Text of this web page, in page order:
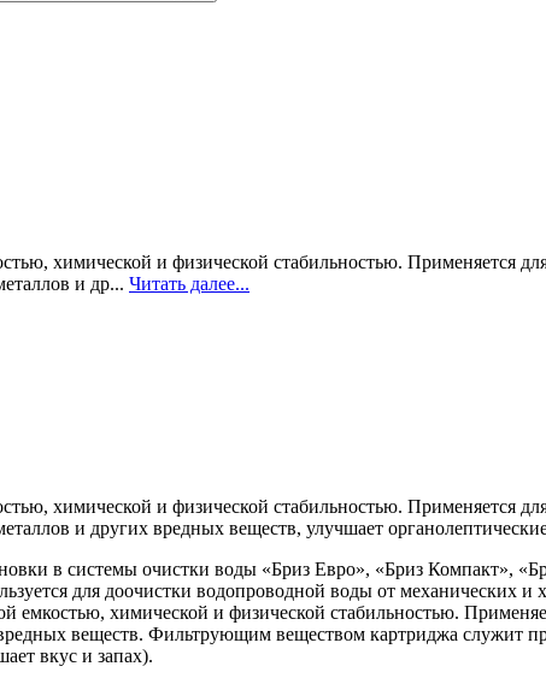
химической и физической стабильностью. Применяется
и др... Читать далее...
химической и физической стабильностью. Применяется
и других вредных веществ, улучшает
в системы очистки воды «Бриз Евро», «Бриз Компакт»,
для доочистки водопроводной воды от механических
емкостью, химической и физической стабильностью.
веществ. Фильтрующим веществом картриджа служит
вкус и запах).